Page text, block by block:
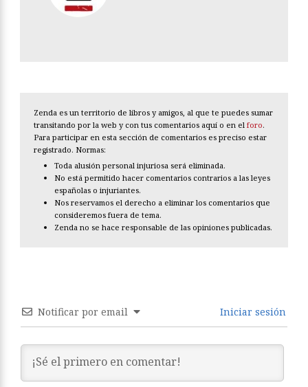
Zenda es un territorio de libros y amigos, al que te puedes sumar
transitando por la web y con tus comentarios aquí o en el foro.
Para participar en esta sección de comentarios es preciso estar
registrado. Normas:
Toda alusión personal injuriosa será eliminada.
No está permitido hacer comentarios contrarios a las leyes
españolas o injuriantes.
Nos reservamos el derecho a eliminar los comentarios que
consideremos fuera de tema.
Zenda no se hace responsable de las opiniones publicadas.
Notificar por email Iniciar sesión